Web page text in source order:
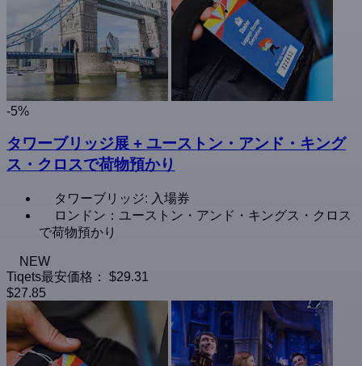
-5%
タワーブリッジ展 + ユーストン・アンド・キング
ス・クロスで荷物預かり
タワーブリッジ: 入場券
ロンドン：ユーストン・アンド・キングス・クロス
で荷物預かり
NEW
Tiqets最安価格：
$29.31
$27.85